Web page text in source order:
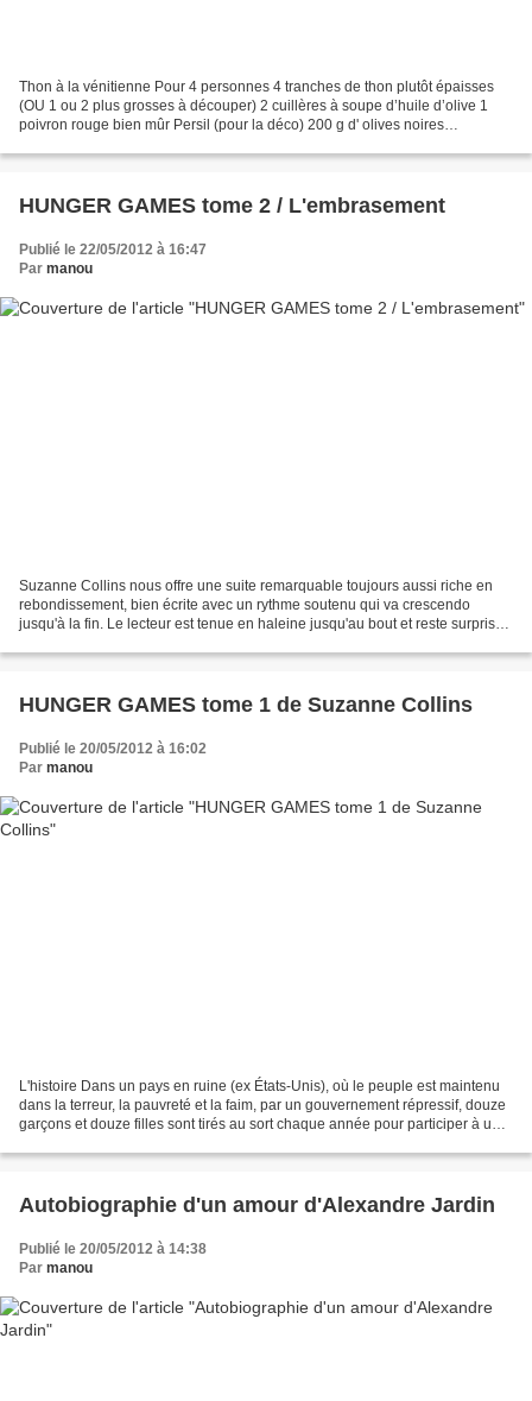
Thon à la vénitienne Pour 4 personnes 4 tranches de thon plutôt épaisses
(OU 1 ou 2 plus grosses à découper) 2 cuillères à soupe d’huile d’olive 1
poivron rouge bien mûr Persil (pour la déco) 200 g d' olives noires
HUNGER GAMES tome 2 / L'embrasement
Publié le 22/05/2012 à 16:47
Par manou
Suzanne Collins nous offre une suite remarquable toujours aussi riche en
rebondissement, bien écrite avec un rythme soutenu qui va crescendo
jusqu'à la fin. Le lecteur est tenue en haleine jusqu'au bout et reste surpris
HUNGER GAMES tome 1 de Suzanne Collins
Publié le 20/05/2012 à 16:02
Par manou
L'histoire Dans un pays en ruine (ex États-Unis), où le peuple est maintenu
dans la terreur, la pauvreté et la faim, par un gouvernement répressif, douze
garçons et douze filles sont tirés au sort chaque année pour participer à un
Autobiographie d'un amour d'Alexandre Jardin
Publié le 20/05/2012 à 14:38
Par manou